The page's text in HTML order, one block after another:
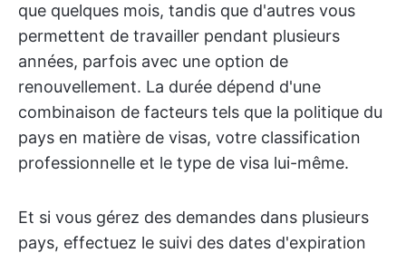
que quelques mois, tandis que d'autres vous
permettent de travailler pendant plusieurs
années, parfois avec une option de
renouvellement. La durée dépend d'une
combinaison de facteurs tels que la politique du
pays en matière de visas, votre classification
professionnelle et le type de visa lui-même.
Et si vous gérez des demandes dans plusieurs
pays, effectuez le suivi des dates d'expiration